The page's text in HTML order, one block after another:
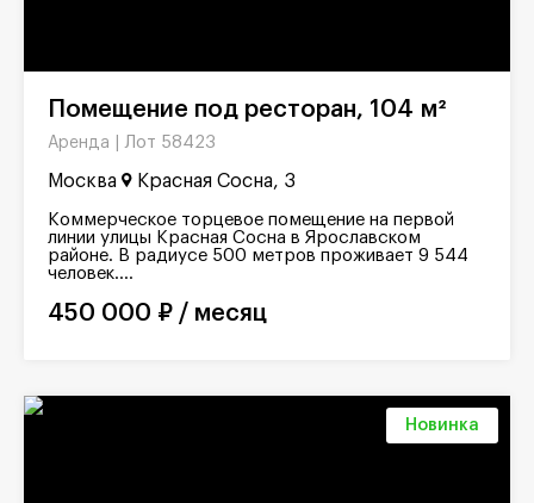
Помещение под ресторан, 104 м²
Аренда | Лот 58423
Москва Красная Сосна, 3
Коммерческое торцевое помещение на первой
линии улицы Красная Сосна в Ярославском
районе. В радиусе 500 метров проживает 9 544
человек....
450 000 ₽ / месяц
Новинка